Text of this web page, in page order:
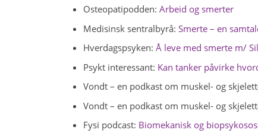
Osteopatipodden: Arbeid og smerter
Medisinsk sentralbyrå: Smerte – en
Hverdagspsyken: Å leve med smerte m/
Psykt interessant: Kan tanker påvirke
Vondt – en podkast om muskel- og
Vondt – en podkast om muskel- og
Fysi podcast: Biomekanisk og